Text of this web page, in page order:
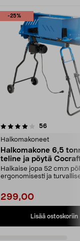
-25%
56arvostelut
Halkomakoneet
Halkomakone 6,5
teline ja pöytä
Halkaise jopa 52 cm:n
ergonomisesti ja
299,00
Lisää ostoskoriin
4.5 viidestä